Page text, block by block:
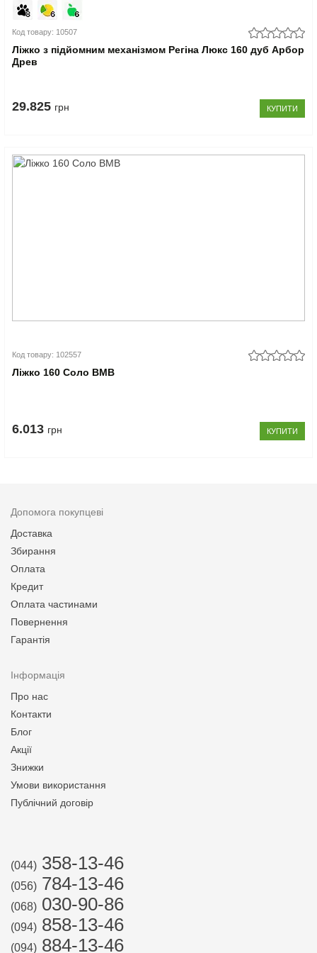
Код товару: 10507
Ліжко з підйомним механізмом Регіна Люкс 160 дуб Арбор
Древ
29.825 грн КУПИТИ
Код товару: 102557
Ліжко 160 Соло ВМВ
6.013 грн КУПИТИ
Допомога покупцеві
Доставка
Збирання
Оплата
Кредит
Оплата частинами
Повернення
Гарантія
Інформація
Про нас
Контакти
Блог
Акції
Знижки
Умови використання
Публічний договір
(044) 358-13-46
(056) 784-13-46
(068) 030-90-86
(094) 858-13-46
(094) 884-13-46